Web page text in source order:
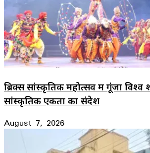
ब्रिक्स सांस्कृतिक महोत्सव में गूंजा विश्व
सांस्कृतिक एकता का संदेश
August 7, 2026